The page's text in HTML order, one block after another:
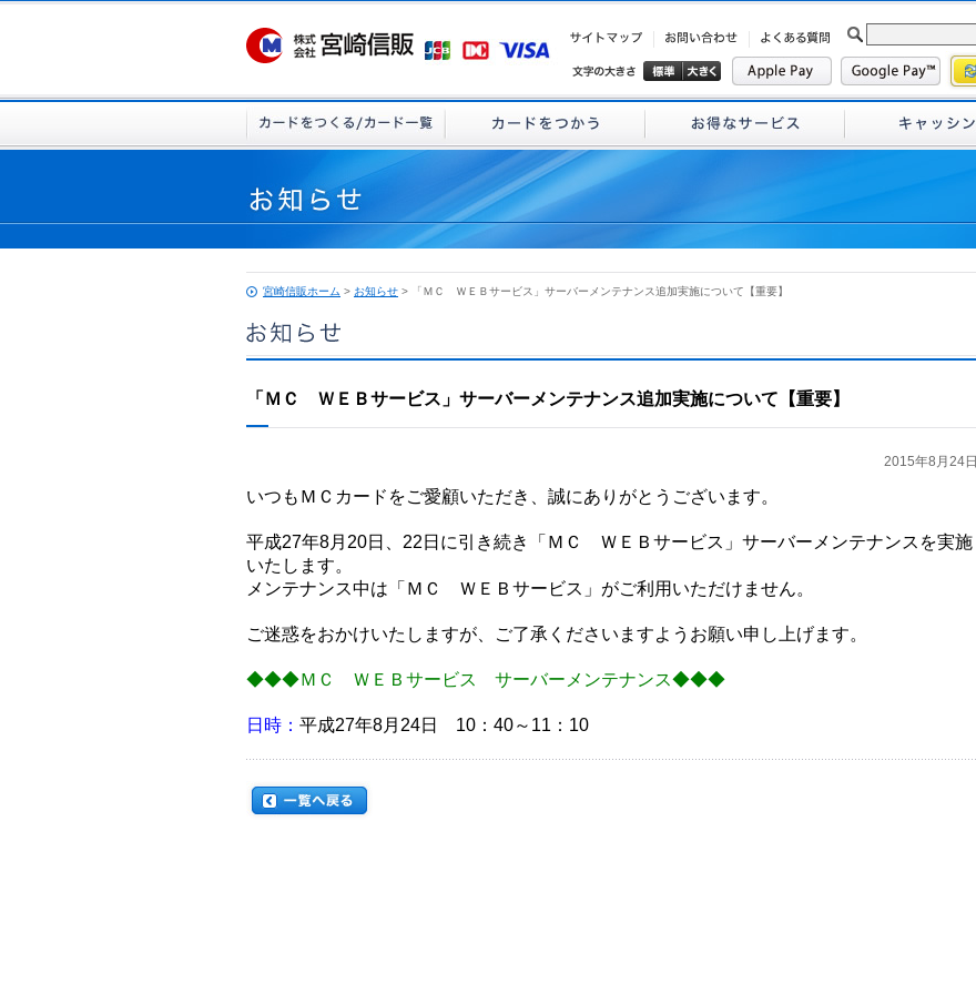
宮崎信販ホーム > お知らせ > 「ＭＣ ＷＥＢサービス」サーバーメンテナンス追加実施について【重要】
「ＭＣ ＷＥＢサービス」サーバーメンテナンス追加実施について【重要】
2015年8月24日
いつもＭＣカードをご愛顧いただき、誠にありがとうございます。
平成27年8月20日、22日に引き続き「ＭＣ ＷＥＢサービス」サーバーメンテナンスを実施
いたします。
メンテナンス中は「ＭＣ ＷＥＢサービス」がご利用いただけません。
ご迷惑をおかけいたしますが、ご了承くださいますようお願い申し上げます。
◆◆◆ＭＣ ＷＥＢサービス サーバーメンテナンス◆◆◆
日時： 平成27年8月24日 10：40～11：10